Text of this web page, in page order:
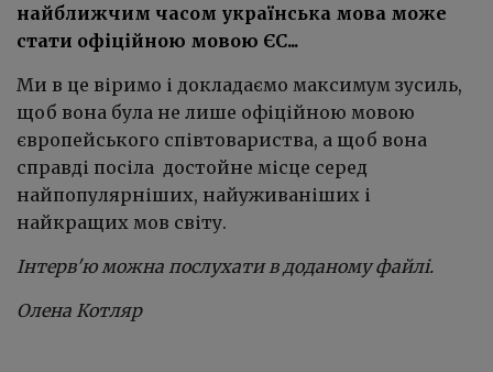
найближчим часом українська мова може
стати офіційною мовою ЄС...
Ми в це віримо і докладаємо максимум зусиль,
щоб вона була не лише офіційною мовою
європейського співтовариства, а щоб вона
справді посіла достойне місце серед
найпопулярніших, найуживаніших і
найкращих мов світу.
Інтерв'ю можна послухати в доданому файлі.
Олена Котляр